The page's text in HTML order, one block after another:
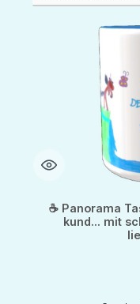
☕ Panorama
kund... mit